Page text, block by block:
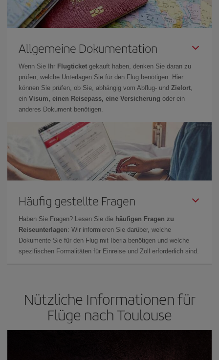
Allgemeine Dokumentation
Wenn Sie Ihr Flugticket gekauft haben, denken Sie daran zu
prüfen, welche Unterlagen Sie für den Flug benötigen. Hier
können Sie prüfen, ob Sie, abhängig vom Abflug- und Zielort
ein Visum, einen Reisepass, eine Versicherung oder ein
anderes Dokument benötigen.
Häufig gestellte Fragen
Haben Sie Fragen? Lesen Sie die häufigen Fragen zu
Reiseunterlagen: Wir informieren Sie darüber, welche
Dokumente Sie für den Flug mit Iberia benötigen und welche
spezifischen Formalitäten für Einreise und Zoll erforderlich sind.
Nützliche Informationen für
Flüge nach Toulouse